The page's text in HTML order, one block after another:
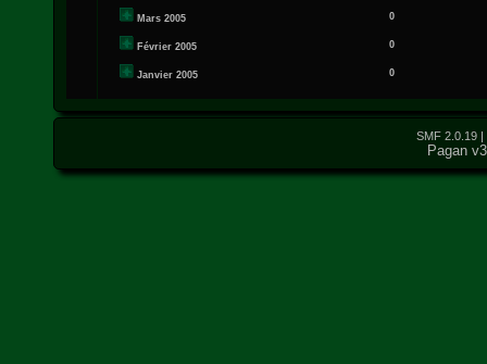
Mars 2005 0
Février 2005 0
Janvier 2005 0
SMF 2.0.19 |
Pagan